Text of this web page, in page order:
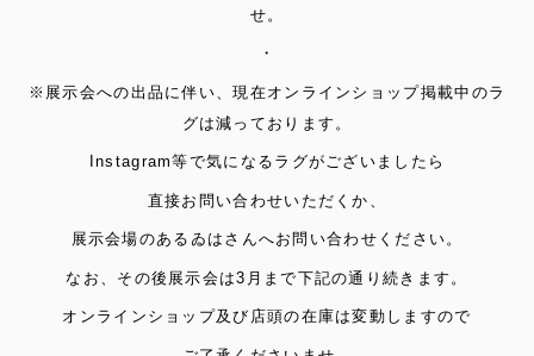
せ。
・
※展示会への出品に伴い、現在オンラインショップ掲載中のラ
グは減っております。
Instagram等で気になるラグがございましたら
直接お問い合わせいただくか、
展示会場のあるゐはさんへお問い合わせください。
なお、その後展示会は3月まで下記の通り続きます。
オンラインショップ及び店頭の在庫は変動しますので